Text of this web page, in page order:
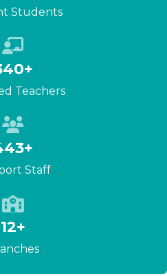
Profile
Students
Teachers
Staff
12+